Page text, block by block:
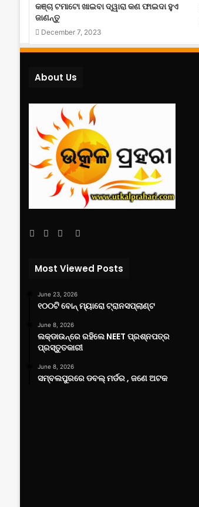
କଞ୍ଚା ଟମାଟୋ ଖାଇବା ଦ୍ୱାରା କଣ ଫାଇଦା ହୁଏ
ଜାଣନ୍ତୁ
December 7, 2023
About Us
Facebook
TwitterYouTube
Most Viewed Posts
June 23, 2026
୧୦୦ଟି ବୋନ୍ ମ୍ୟାରୋ ଟ୍ରାନସପ୍ଲାଣ୍ଟ
June 8, 2026
ଲକ୍‌ଡାଉନ୍‌ରେ ରହିଲେ NEET ପ୍ରଶ୍ନପତ୍ର
ପ୍ରସ୍ତୁତକାରୀ
June 8, 2026
ସମ୍ବଲପୁରରେ ଡବଲ୍ ମର୍ଡର , ଜଣେ ଅଟକ